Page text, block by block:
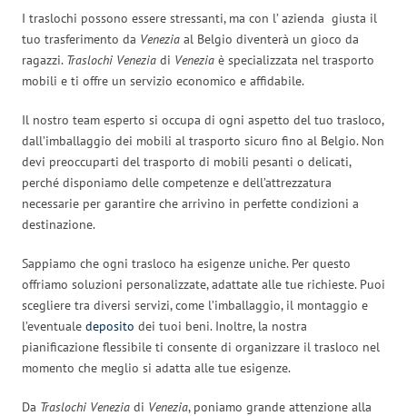
I traslochi possono essere stressanti, ma con l’ azienda giusta il
tuo trasferimento da Venezia al Belgio diventerà un gioco da
ragazzi. Traslochi Venezia di Venezia è specializzata nel trasporto
mobili e ti offre un servizio economico e affidabile.
Il nostro team esperto si occupa di ogni aspetto del tuo trasloco,
dall’imballaggio dei mobili al trasporto sicuro fino al Belgio. Non
devi preoccuparti del trasporto di mobili pesanti o delicati,
perché disponiamo delle competenze e dell’attrezzatura
necessarie per garantire che arrivino in perfette condizioni a
destinazione.
Sappiamo che ogni trasloco ha esigenze uniche. Per questo
offriamo soluzioni personalizzate, adattate alle tue richieste. Puoi
scegliere tra diversi servizi, come l’imballaggio, il montaggio e
l’eventuale deposito dei tuoi beni. Inoltre, la nostra
pianificazione flessibile ti consente di organizzare il trasloco nel
momento che meglio si adatta alle tue esigenze.
Da Traslochi Venezia di Venezia, poniamo grande attenzione alla